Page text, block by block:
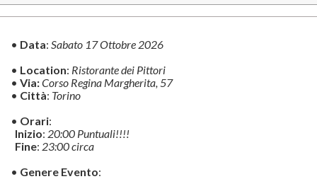
• Data: Sabato 17 Ottobre 2026
• Location: Ristorante dei Pittori
• Via:Corso Regina Margherita, 57
• Città: Torino
• Orari:
Inizio: 20:00 Puntuali!!!!
Fine: 23:00 circa
• Genere Evento: